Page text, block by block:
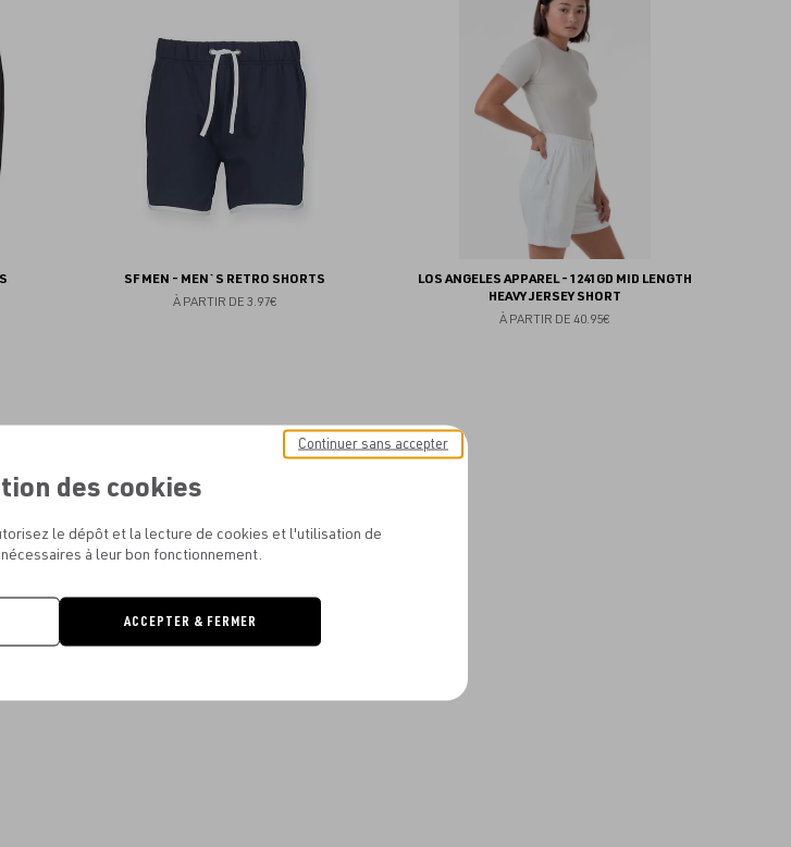
SF MEN - MEN`S RETRO SHORTS
À PARTIR DE 3.97€
LOS ANGELES APPAREL - 1241GD MID LENGTH
HEAVY JERSEY SHORT
À PARTIR DE 40.95€
des cookies
le dépôt et la lecture de cookies et l'utilisation de
à leur bon fonctionnement.
Continuer sans accepter
ACCEPTER & FERMER